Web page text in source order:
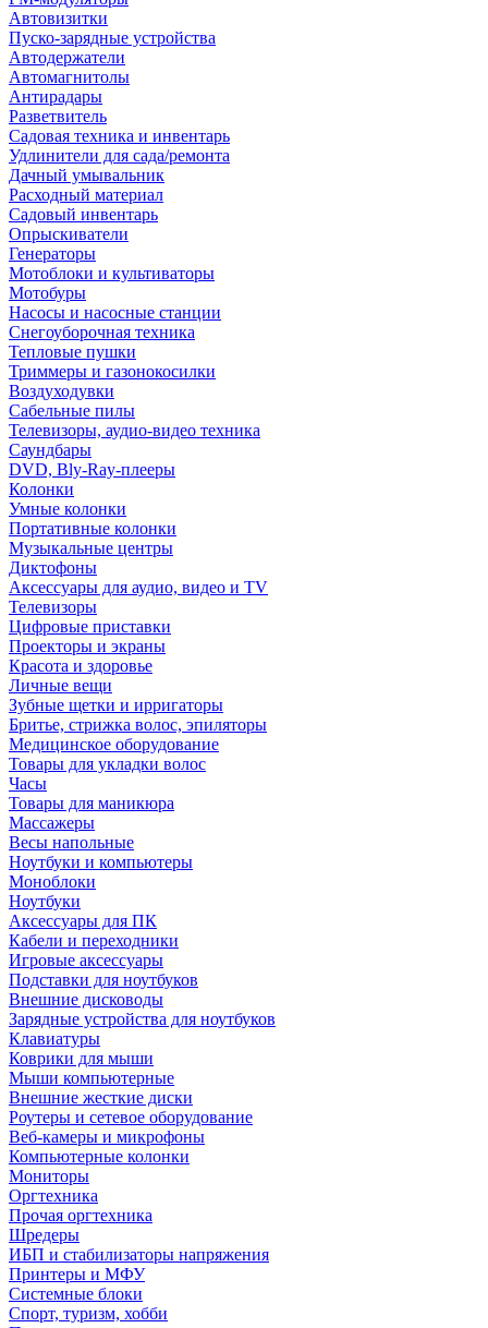
Автовизитки
Пуско-зарядные устройства
Автодержатели
Автомагнитолы
Антирадары
Разветвитель
Садовая техника и инвентарь
Удлинители для сада/ремонта
Дачный умывальник
Расходный материал
Садовый инвентарь
Опрыскиватели
Генераторы
Мотоблоки и культиваторы
Мотобуры
Насосы и насосные станции
Снегоуборочная техника
Тепловые пушки
Триммеры и газонокосилки
Воздуходувки
Сабельные пилы
Телевизоры, аудио-видео техника
Саундбары
DVD, Bly-Ray-плееры
Колонки
Умные колонки
Портативные колонки
Музыкальные центры
Диктофоны
Аксессуары для аудио, видео и TV
Телевизоры
Цифровые приставки
Проекторы и экраны
Красота и здоровье
Личные вещи
Зубные щетки и ирригаторы
Бритье, стрижка волос, эпиляторы
Медицинское оборудование
Товары для укладки волос
Часы
Товары для маникюра
Массажеры
Весы напольные
Ноутбуки и компьютеры
Моноблоки
Ноутбуки
Аксессуары для ПК
Кабели и переходники
Игровые аксессуары
Подставки для ноутбуков
Внешние дисководы
Зарядные устройства для ноутбуков
Клавиатуры
Коврики для мыши
Мыши компьютерные
Внешние жесткие диски
Роутеры и сетевое оборудование
Веб-камеры и микрофоны
Компьютерные колонки
Мониторы
Оргтехника
Прочая оргтехника
Шредеры
ИБП и стабилизаторы напряжения
Принтеры и МФУ
Системные блоки
Спорт, туризм, хобби